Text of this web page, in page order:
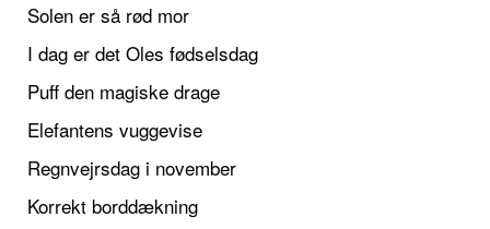
Solen er så rød mor
I dag er det Oles fødselsdag
Puff den magiske drage
Elefantens vuggevise
Regnvejrsdag i november
Korrekt borddækning